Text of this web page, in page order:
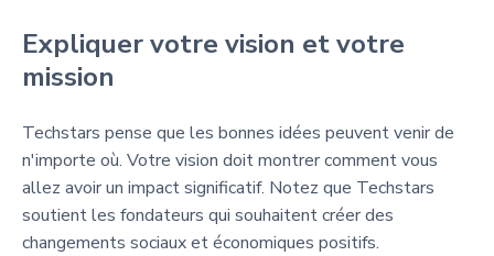
Expliquer votre vision et votre
mission
Techstars pense que les bonnes idées peuvent venir de
n'importe où. Votre vision doit montrer comment vous
allez avoir un impact significatif. Notez que Techstars
soutient les fondateurs qui souhaitent créer des
changements sociaux et économiques positifs.